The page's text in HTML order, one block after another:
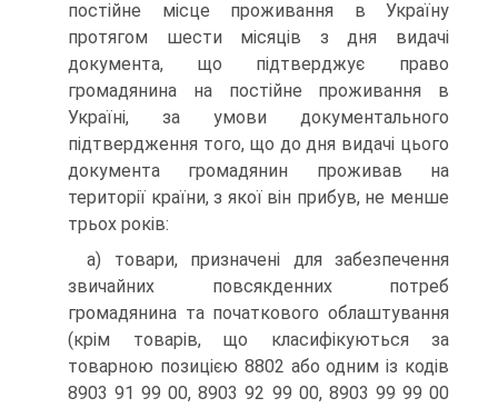
постійне місце проживання в Україну
протягом шести місяців з дня видачі
документа, що підтверджує право
громадянина на постійне проживання в
Україні, за умови документального
підтвердження того, що до дня видачі цього
документа громадянин проживав на
території країни, з якої він прибув, не менше
трьох років:
а) товари, призначені для забезпечення
звичайних повсякденних потреб
громадянина та початкового облаштування
(крім товарів, що класифікуються за
товарною позицією 8802 або одним із кодів
8903 91 99 00, 8903 92 99 00, 8903 99 99 00